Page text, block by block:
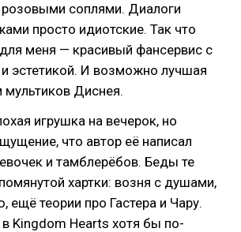
соплями. Диалоги
просто идиотские. Так что
меня — красивый фансервис с
эстетикой. И возможно лучшая
мультиков Диснея.
игрушка на вечерок, но
что автор её написал
и тамблерёбов. Беды те
хартки: возня с душами,
ещё теории про Гастера и Чару.
Kingdom Hearts хотя бы по-